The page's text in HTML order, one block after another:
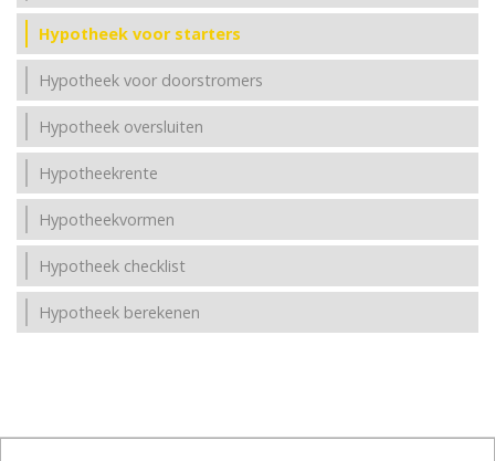
Hypotheek voor starters
Hypotheek voor doorstromers
Hypotheek oversluiten
Hypotheekrente
Hypotheekvormen
Hypotheek checklist
Hypotheek berekenen